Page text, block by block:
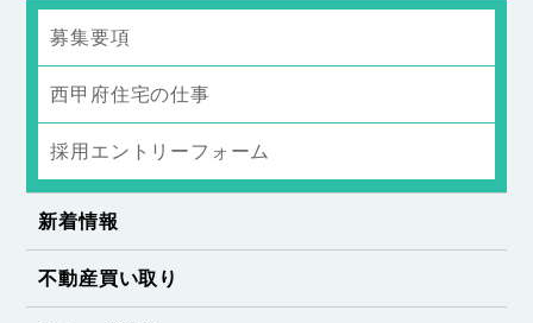
募集要項
西甲府住宅の仕事
採用エントリーフォーム
新着情報
不動産買い取り